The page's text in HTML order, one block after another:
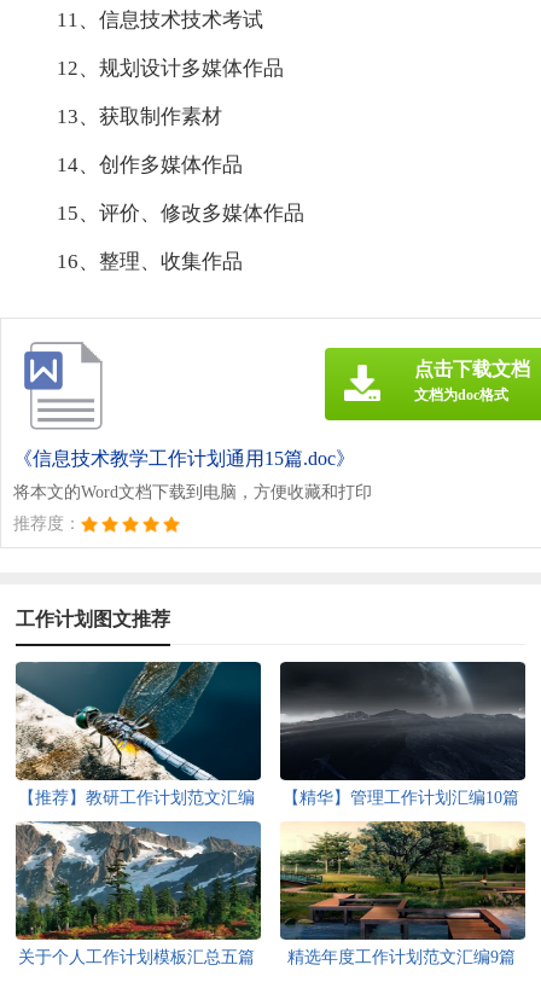
11、信息技术技术考试
12、规划设计多媒体作品
13、获取制作素材
14、创作多媒体作品
15、评价、修改多媒体作品
16、整理、收集作品
《信息技术教学工作计划通用15篇.doc》
将本文的Word文档下载到电脑，方便收藏和打印
推荐度：
点击下载文档
文档为doc格式
工作计划图文推荐
【推荐】教研工作计划范文汇编
五篇
【精华】管理工作计划汇编10篇
关于个人工作计划模板汇总五篇 精选年度工作计划范文汇编9篇